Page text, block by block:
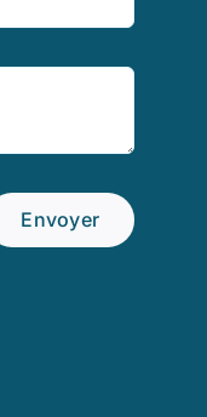
Envoyer